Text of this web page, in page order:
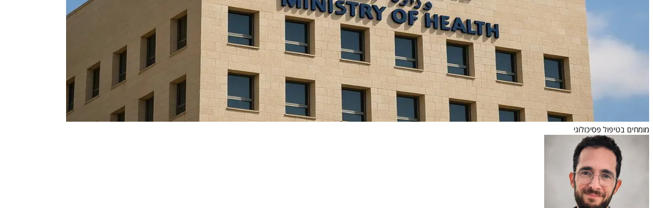
מומחים בטיפול פסיכולוגי